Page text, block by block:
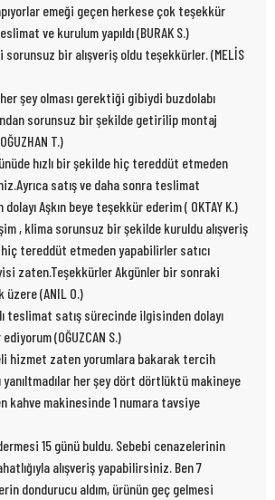
emeği geçen herkese çok teşekkür
ve kurulum yapıldı (BURAK S.)
sorunsuz bir alışveriş oldu teşekkürler. (MELİS
şey olması gerektiği gibiydi buzdolabı
sorunsuz bir şekilde getirilip montaj
T.)
hızlı bir şekilde hiç tereddüt etmeden
satış ve daha sonra teslimat
Aşkın beye teşekkür ederim ( OKTAY K.)
, klima sorunsuz bir şekilde kuruldu alışveriş
tereddüt etmeden yapabilirler satıcı
zaten.Teşekkürler Akgünler bir sonraki
üzere (ANIL O.)
teslimat satış sürecinde ilgisinden dolayı
(OĞUZCAN S.)
hizmet zaten yorumlara bakarak tercih
yanıltmadılar her şey dört dörtlüktü makineye
kahve makinesinde 1 numara tavsiye
15 günü buldu. Sebebi cenazelerinin
alışveriş yapabilirsiniz. Ben 7
dondurucu aldım, ürünün geç gelmesi